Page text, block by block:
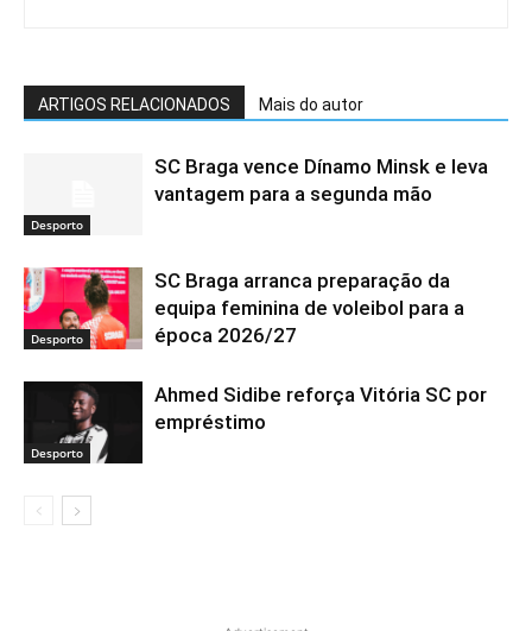
ARTIGOS RELACIONADOS Mais do autor
Desporto
SC Braga vence Dínamo Minsk e leva
vantagem para a segunda mão
Desporto
SC Braga arranca preparação da
equipa feminina de voleibol para a
época 2026/27
Desporto
Ahmed Sidibe reforça Vitória SC por
empréstimo